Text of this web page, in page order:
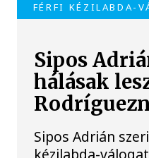
FÉRFI KÉZILABDA-
Sipos
hálásak
Sipos Adrián
kézilabda-